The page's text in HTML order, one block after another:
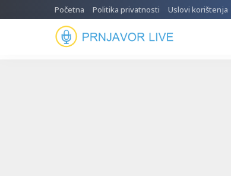
Početna Politika privatnosti Uslovi korištenja